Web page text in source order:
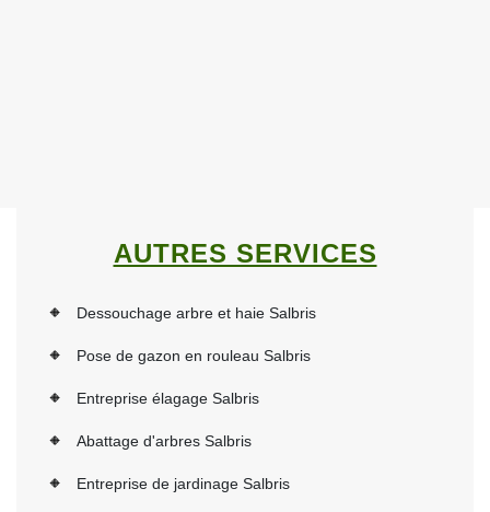
AUTRES SERVICES
Dessouchage arbre et haie Salbris
Pose de gazon en rouleau Salbris
Entreprise élagage Salbris
Abattage d'arbres Salbris
Entreprise de jardinage Salbris